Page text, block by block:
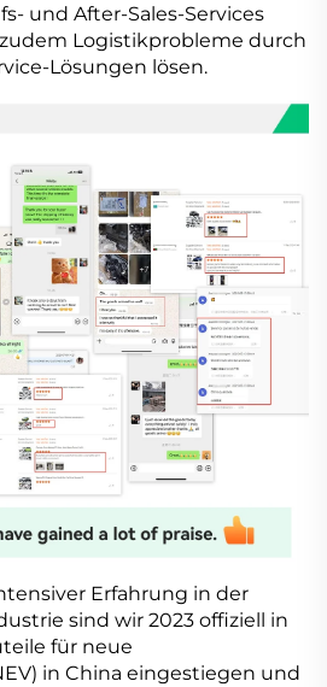
und After-Sales-Services
Logistikprobleme durch
Lösungen lösen.
Erfahrung in der
sind wir 2023 offiziell in
für neue
in China eingestiegen und